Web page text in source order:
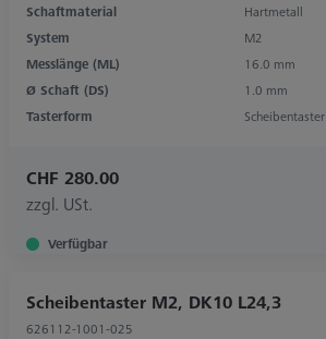
Schaftmaterial
Hartmetall
System
M2
Messlänge (ML)
16.0 mm
Ø Schaft (DS)
1.0 mm
Tasterform
Scheibentaster
CHF 280.00
zzgl. USt.
Verfügbar
Scheibentaster M2, DK10 L24,3
626112-1001-025